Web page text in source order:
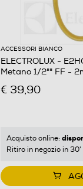
ACCESSORI BIANCO
ELECTROLUX -
Metano 1/2"" FF -
€ 39,90
Acquisto online:
Ritiro in negozio in